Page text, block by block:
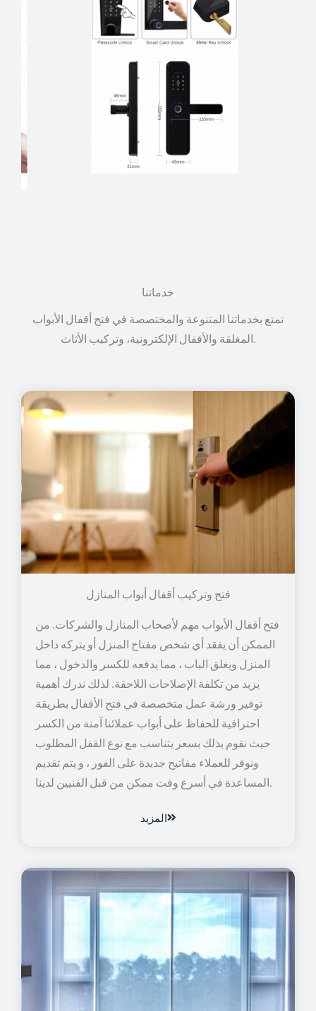
خدماتنا
تمتع بخدماتنا المتنوعة والمختصصة في فتح أقفال الأبواب
فتح وتركيب أقفال أبواب المنازل
فتح أقفال الأبواب مهم لأصحاب المنازل والشركات. من
الممكن أن يفقد أي شخص مفتاح المنزل أو يتركه داخل
المنزل ويغلق الباب ، مما يدفعه للكسر والدخول ، مما
يزيد من تكلفة الإصلاحات اللاحقة. لذلك ندرك أهمية
توفير ورشة عمل متخصصة في فتح الأقفال بطريقة
احترافية للحفاظ على أبواب عملائنا آمنة من الكسر
حيث نقوم بذلك بسعر يتناسب مع نوع القفل المطلوب
ونوفر للعملاء مفاتيح جديدة على الفور ، و يتم تقديم
المساعدة في أسرع وقت ممكن من قبل الفنيين لدينا.
المزيد